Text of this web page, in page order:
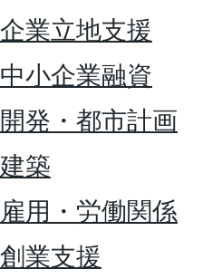
企業立地支援
中小企業融資
開発・都市計画
建築
雇用・労働関係
創業支援